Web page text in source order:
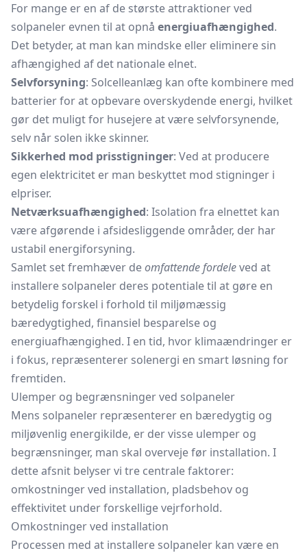
For mange er en af de største attraktioner ved
solpaneler evnen til at opnå energiuafhængighed.
Det betyder, at man kan mindske eller eliminere sin
afhængighed af det nationale elnet.
Selvforsyning: Solcelleanlæg kan ofte kombinere med
batterier for at opbevare overskydende energi, hvilket
gør det muligt for husejere at være selvforsynende,
selv når solen ikke skinner.
Sikkerhed mod prisstigninger: Ved at producere
egen elektricitet er man beskyttet mod stigninger i
elpriser.
Netværksuafhængighed: Isolation fra elnettet kan
være afgørende i afsidesliggende områder, der har
ustabil energiforsyning.
Samlet set fremhæver deomfattende fordeleved at
installere solpaneler deres potentiale til at gøre en
betydelig forskel i forhold til miljømæssig
bæredygtighed, finansiel besparelse og
energiuafhængighed. I en tid, hvor klimaændringer er
i fokus, repræsenterer solenergi en smart løsning for
fremtiden.
Ulemper og begrænsninger ved solpaneler
Mens solpaneler repræsenterer en bæredygtig og
miljøvenlig energikilde, er der visse ulemper og
begrænsninger, man skal overveje før installation. I
dette afsnit belyser vi tre centrale faktorer:
omkostninger ved installation, pladsbehov og
effektivitet under forskellige vejrforhold.
Omkostninger ved installation
Processen med at installere solpaneler kan være en